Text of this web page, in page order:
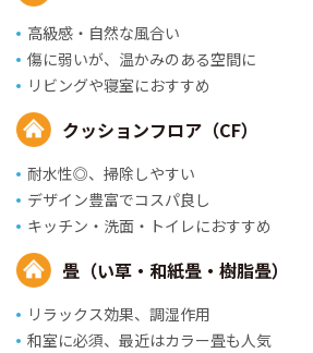
高級感・自然な風合い
傷に弱いが、温かみのある空間に
リビングや寝室におすすめ
クッションフロア（CF）
耐水性◎、掃除しやすい
デザイン豊富でコスパ良し
キッチン・洗面・トイレにおすすめ
畳（い草・和紙畳・樹脂畳）
リラックス効果、調湿作用
和室に必須、最近はカラー畳も人気